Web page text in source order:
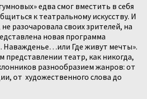
едва смог вместить в себя
к театральному искусству. И
не разочаровала своих зрителей, на
новая программа
Наважденье…или Где живут мечты».
представлении театр, как никогда,
разнообразием жанров: от
от художественного слова до